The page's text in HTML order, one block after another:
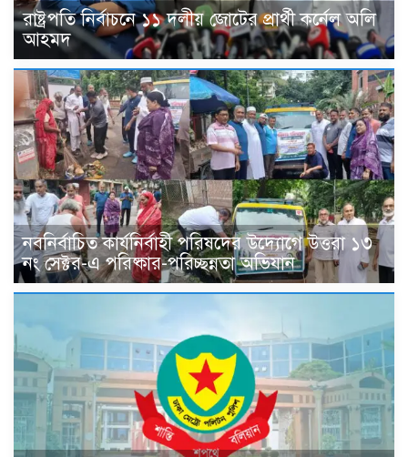
রাষ্ট্রপতি নির্বাচনে ১১ দলীয় জোটের প্রার্থী কর্নেল অলি
আহমদ
নবনির্বাচিত কার্যনির্বাহী পরিষদের উদ্যোগে উত্তরা ১৩
নং সেক্টর-এ পরিষ্কার-পরিচ্ছন্নতা অভিযান